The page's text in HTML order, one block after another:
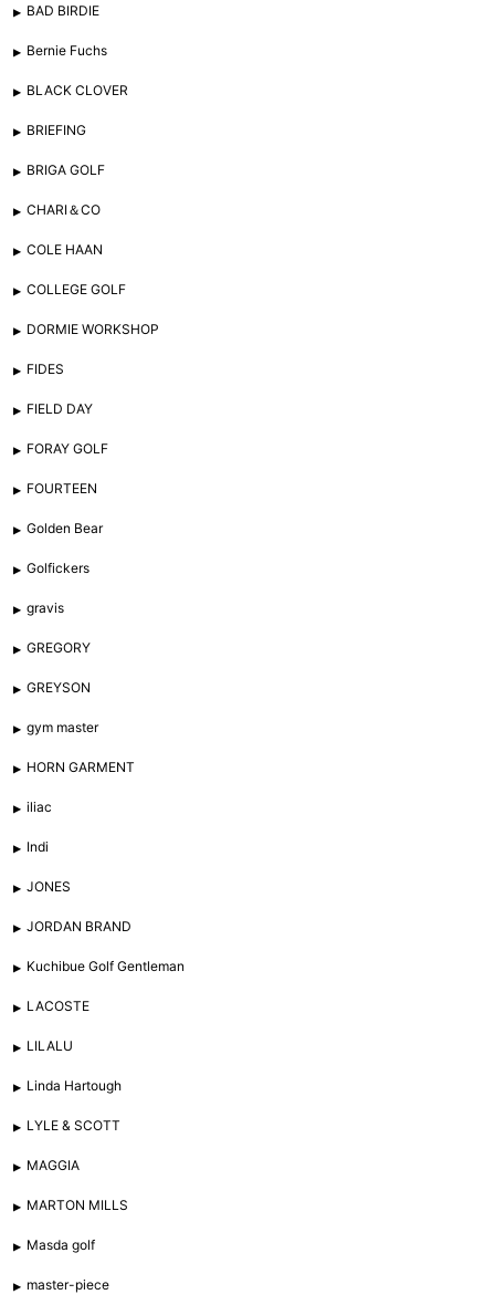
BAD BIRDIE
Bernie Fuchs
BLACK CLOVER
BRIEFING
BRIGA GOLF
CHARI＆CO
COLE HAAN
COLLEGE GOLF
DORMIE WORKSHOP
FIDES
FIELD DAY
FORAY GOLF
FOURTEEN
Golden Bear
Golfickers
gravis
GREGORY
GREYSON
gym master
HORN GARMENT
iliac
Indi
JONES
JORDAN BRAND
Kuchibue Golf Gentleman
LACOSTE
LILALU
Linda Hartough
LYLE & SCOTT
MAGGIA
MARTON MILLS
Masda golf
master-piece